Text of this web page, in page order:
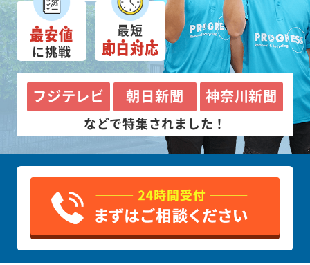
最安値
に挑戦
最短
即日対応
フジテレビ 朝日新聞 神奈川新聞
などで特集されました！